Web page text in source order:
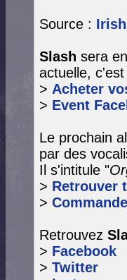
Source :
Slash sera
actuelle,
> Acheter
> Event
Le prochain
par des
Il s'intitule "
> Retrouver
>
Retrouvez
> Facebook
> Twitter